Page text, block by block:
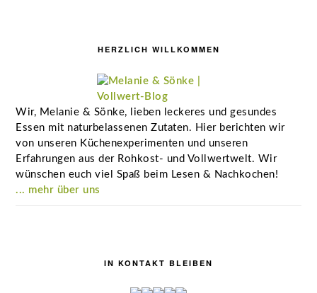
HERZLICH WILLKOMMEN
Wir, Melanie & Sönke, lieben leckeres und gesundes
Essen mit naturbelassenen Zutaten. Hier berichten wir
von unseren Küchenexperimenten und unseren
Erfahrungen aus der Rohkost- und Vollwertwelt. Wir
wünschen euch viel Spaß beim Lesen & Nachkochen!
... mehr über uns
IN KONTAKT BLEIBEN